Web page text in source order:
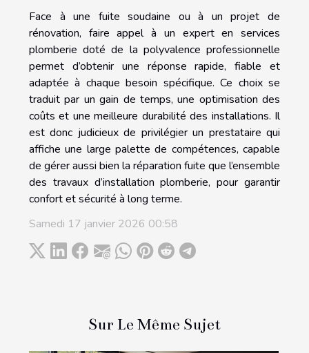
Face à une fuite soudaine ou à un projet de
rénovation, faire appel à un expert en services
plomberie doté de la polyvalence professionnelle
permet d’obtenir une réponse rapide, fiable et
adaptée à chaque besoin spécifique. Ce choix se
traduit par un gain de temps, une optimisation des
coûts et une meilleure durabilité des installations. Il
est donc judicieux de privilégier un prestataire qui
affiche une large palette de compétences, capable
de gérer aussi bien la réparation fuite que l’ensemble
des travaux d’installation plomberie, pour garantir
confort et sécurité à long terme.
Samedi 17 janvier 2026 00:58
Sur Le Même Sujet